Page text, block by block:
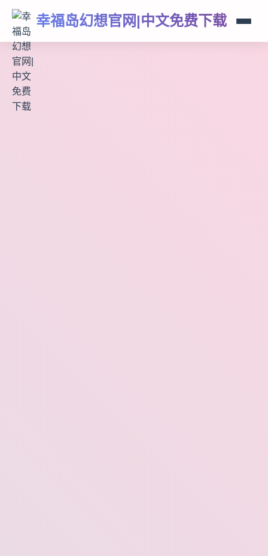
幸福岛幻想官网|中文免费下载